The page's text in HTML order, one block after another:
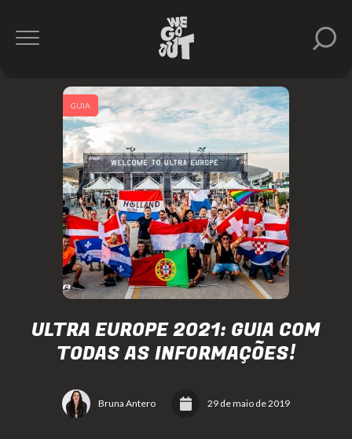
ULTRA EUROPE 2021: GUIA COM
TODAS AS INFORMAÇÕES!
Bruna Antero 29 de maio de 2019
GUIA